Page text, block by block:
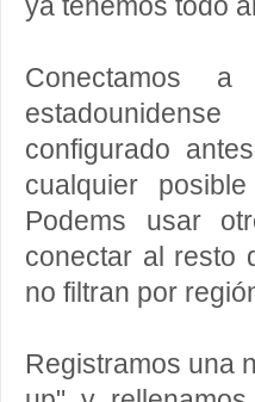
ya tenemos todo
Conectamos
configurado
cualquier
Podems usar
conectar al resto
no filtran por
Registramos una